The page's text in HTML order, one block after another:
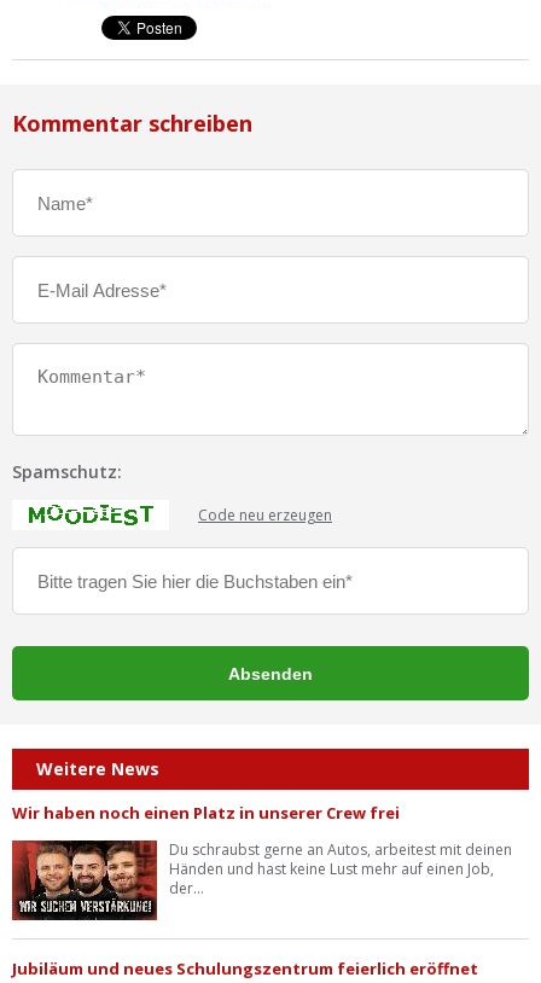
Kommentar schreiben
Spamschutz:
Code neu erzeugen
Weitere News
Wir haben noch einen Platz in unserer Crew frei
Du schraubst gerne an Autos, arbeitest mit deinen
Händen und hast keine Lust mehr auf einen Job,
der...
Jubiläum und neues Schulungszentrum feierlich eröffnet